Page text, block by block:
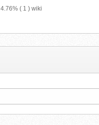
4.76% ( 1 ) wiki